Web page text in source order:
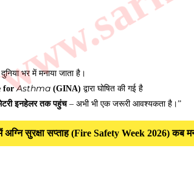
भर में मनाया जाता है।
forAsthma (GINA) द्वारा घोषित की गई है
इनहेलर तक पहुंच– अभी भी एक जरूरी आवश्यकता है।”
सुरक्षा सप्ताह (Fire Safety Week 2026) कब